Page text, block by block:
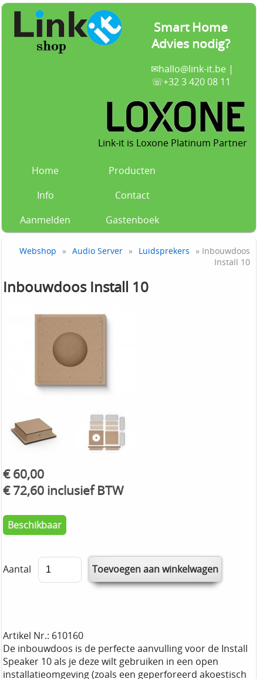
Smart Home
Advies nodig?
✉hallo@link-it.be|
☏+32 3 420 08 11
Link-it is Loxone Platinum Partner
Home
Producten
Info
Contact
Aanmelden
Gastenboek
Webshop » Audio Server » Luidsprekers
» Inbouwdoos
Install 10
Inbouwdoos Install 10
€ 60,00
€ 72,60 inclusief BTW
Beschikbaar
Aantal
Artikel Nr.: 610160
De inbouwdoos is de perfecte aanvulling voor de Install
Speaker 10 als je deze wilt gebruiken in een open
installatieomgeving (zoals een geperforeerd akoestisch